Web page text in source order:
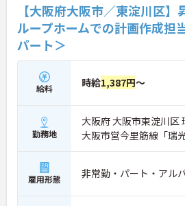
【大阪府大阪市／東淀川区
ループホームでの計画作成担
パート＞
給料 時給1,387円～
勤務地
大阪府 大阪市東淀川区
大阪市営今里筋線「瑞
雇用形態 非常勤・パート・アル